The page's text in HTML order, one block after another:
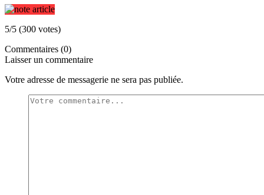
5/5 (300 votes)
Commentaires (0)
Laisser un commentaire
Votre adresse de messagerie ne sera pas publiée.